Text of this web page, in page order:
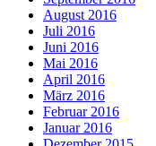
August 2016
Juli 2016
Juni 2016
Mai 2016
April 2016
März 2016
Februar 2016
Januar 2016